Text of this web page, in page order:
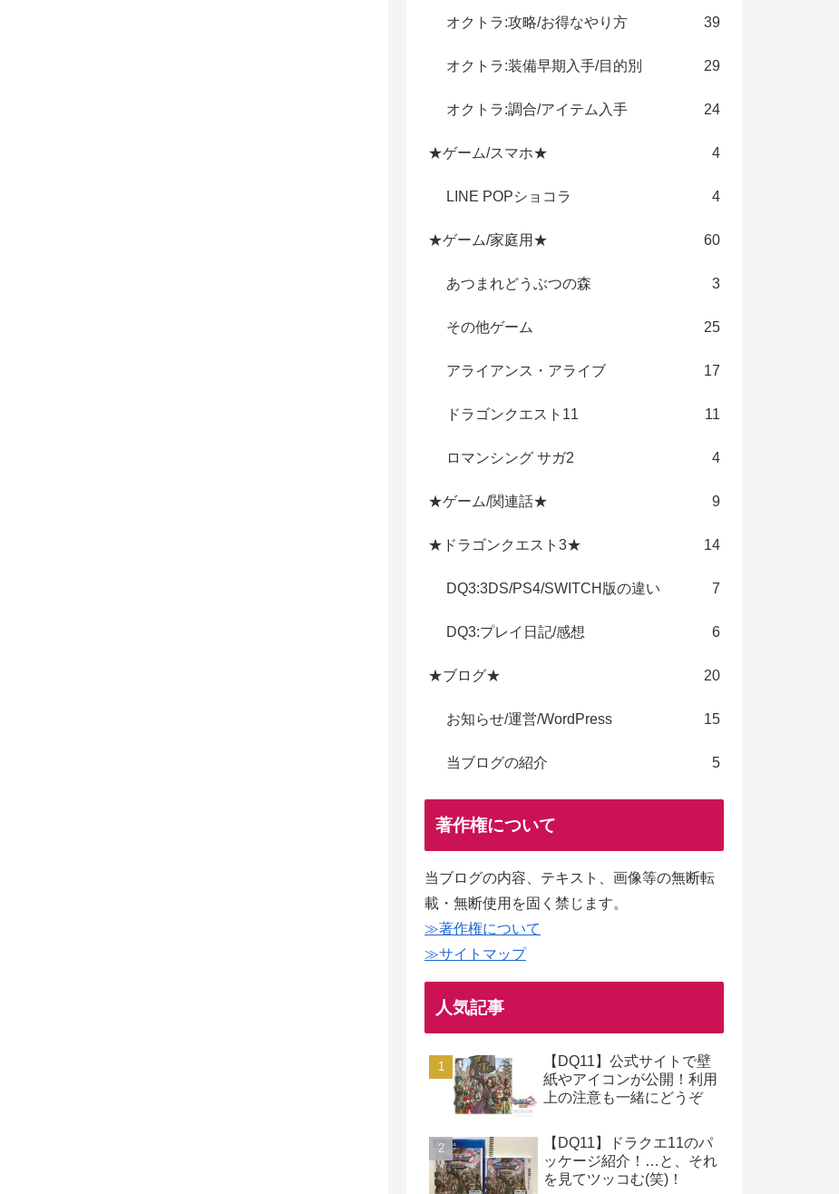
オクトラ:攻略/お得なやり方 39
オクトラ:装備早期入手/目的別 29
オクトラ:調合/アイテム入手 24
★ゲーム/スマホ★ 4
LINE POPショコラ 4
★ゲーム/家庭用★ 60
あつまれどうぶつの森 3
その他ゲーム 25
アライアンス・アライブ 17
ドラゴンクエスト11 11
ロマンシング サガ2 4
★ゲーム/関連話★ 9
★ドラゴンクエスト3★ 14
DQ3:3DS/PS4/SWITCH版の違い 7
DQ3:プレイ日記/感想 6
★ブログ★ 20
お知らせ/運営/WordPress 15
当ブログの紹介 5
著作権について
当ブログの内容、テキスト、画像等の無断転
載・無断使用を固く禁じます。
≫著作権について
≫サイトマップ
人気記事
【DQ11】公式サイトで壁
紙やアイコンが公開！利用
上の注意も一緒にどうぞ
【DQ11】ドラクエ11のパ
ッケージ紹介！…と、それ
を見てツッコむ(笑)！